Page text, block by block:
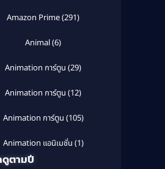
Amazon Prime(291)
Animal(6)
Animation การ์ตูน (29)
Animation การ์ตูน (12)
Animation การ์ตูน (105)
Animation แอนิเมชั่น (1)
ดูตามปี